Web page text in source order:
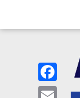
Facebook